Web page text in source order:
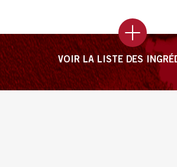
VOIR LA LISTE DES